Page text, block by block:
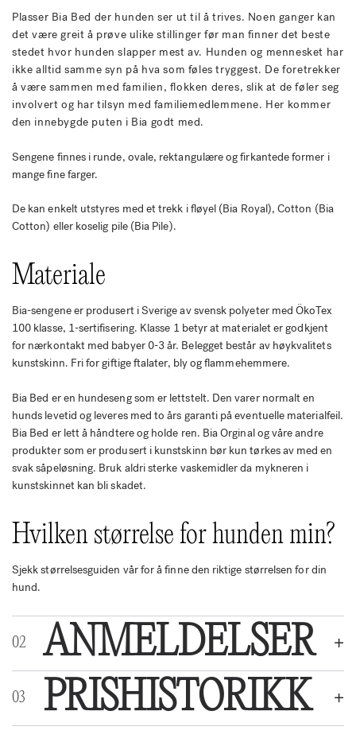
Plasser Bia Bed der hunden ser ut til å trives. Noen ganger kan
det være greit å prøve ulike stillinger før man finner det beste
stedet hvor hunden slapper mest av. Hunden og mennesket har
ikke alltid samme syn på hva som føles tryggest. De foretrekker
å være sammen med familien, flokken deres, slik at de føler seg
involvert og har tilsyn med familiemedlemmene. Her kommer
den innebygde puten i Bia godt med.
Sengene finnes i runde, ovale, rektangulære og firkantede former i
mange fine farger.
De kan enkelt utstyres med et trekk i fløyel (Bia Royal), Cotton (Bia
Cotton) eller koselig pile (Bia Pile).
Materiale
Bia-sengene er produsert i Sverige av svensk polyeter med ÖkoTex
100 klasse, 1-sertifisering. Klasse 1 betyr at materialet er godkjent
for nærkontakt med babyer 0-3 år. Belegget består av høykvalitets
kunstskinn. Fri for giftige ftalater, bly og flammehemmere.
Bia Bed er en hundeseng som er lettstelt. Den varer normalt en
hunds levetid og leveres med to års garanti på eventuelle materialfeil.
Bia Bed er lett å håndtere og holde ren. Bia Orginal og våre andre
produkter som er produsert i kunstskinn bør kun tørkes av med en
svak såpeløsning. Bruk aldri sterke vaskemidler da mykneren i
kunstskinnet kan bli skadet.
Hvilken størrelse for hunden min?
Sjekk størrelsesguiden vår for å finne den riktige størrelsen for din
hund.
ANMELDELSER
OMTALER
PRISHISTORIKK